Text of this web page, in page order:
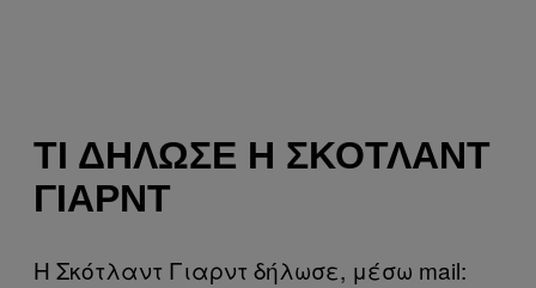
ΤΙ ΔΉΛΩΣΕ Η ΣΚΌΤΛΑΝΤ
ΓΙΑΡΝΤ
Η Σκότλαντ Γιαρντ δήλωσε, μέσω mail: